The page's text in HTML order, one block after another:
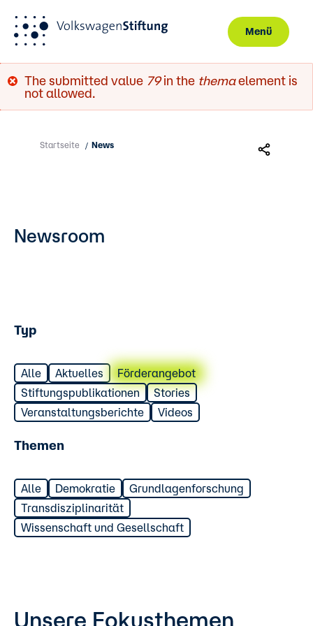
Menü
Fehlermeldung
The submitted value 79in the themaelement is
not allowed.
Startseite / News
Newsroom
Typ
Alle Aktuelles
Förderangebot
Stiftungspublikationen
Stories
Veranstaltungsberichte
Videos
Themen
Alle Demokratie
Grundlagenforschung
Transdisziplinarität
Wissenschaft und Gesellschaft
Unsere Fokusthemen